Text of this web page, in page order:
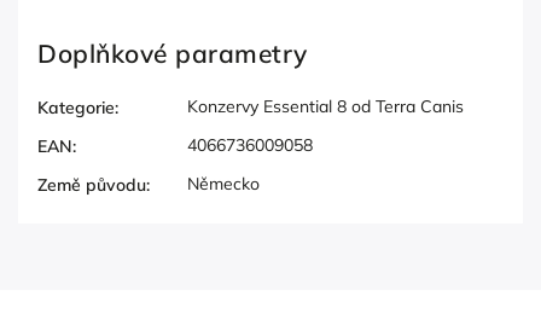
Doplňkové parametry
Kategorie:
Konzervy Essential 8 od Terra Canis
EAN:
4066736009058
Země původu: Německo